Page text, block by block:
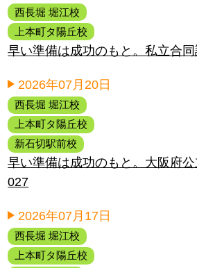
西長堀 堀江校
上本町タ陽丘校
早い準備は成功のもと。私立合
2026年07月20日
西長堀 堀江校
上本町タ陽丘校
新石切駅前校
早い準備は成功のもと。大阪府
027
2026年07月17日
西長堀 堀江校
上本町タ陽丘校